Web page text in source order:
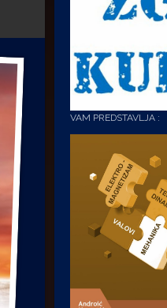
VAM PREDSTAVLJA :